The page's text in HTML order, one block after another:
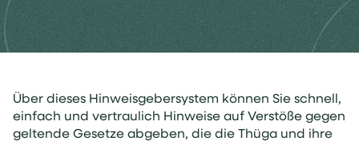
Über dieses Hinweisgebersystem können Sie schnell,
einfach und vertraulich Hinweise auf Verstöße gegen
geltende Gesetze abgeben, die die Thüga und ihre